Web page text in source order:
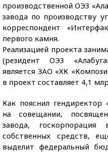
производственной ОЭЗ
завода по производству
корреспондент
первого камня.
Реализацией проекта
(резидент ОЭЗ
является ЗАО «ХК
в проект составляет 4,1
Как пояснил гендиректор
на совещании,
завода,
собственных средств,
выделит федеральный